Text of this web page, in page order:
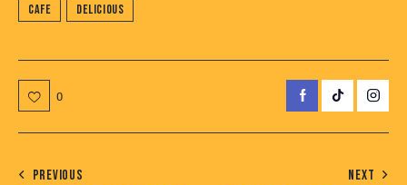
Cafe Delicious
0
PREVIOUS NEXT